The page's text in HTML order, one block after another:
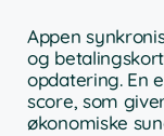
Appen
og
opdatering. En
score, som
økonomiske